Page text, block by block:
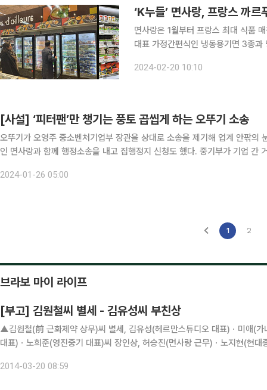
‘K누들’ 면사랑, 프랑스 까르
면사랑은 1월부터 프랑스 최대 식품
대표 가정간편식인 냉동용기면 3종
많은 현지인들을 공략하기 위한 제품
2024-02-20 10:10
[사설] ‘피터팬’만 챙기는 풍토 곱씹게 하는 오뚜기 소송
오뚜기가 오영주 중소벤처기업부 장관을 상대로 소송을 제기해 업계 안팎
인 면사랑과 함께 행정소송을 내고 집행정지 신청도 했다. 중기부가 기업 간
2024-01-26 05:00
1 2
브라보 마이 라이프
[부고] 김원철씨 별세 - 김유성씨 부친상
▲김원철(前 근화제약 상무)씨 별세, 김유성(헤르만스튜디오 대표)ㆍ미애(
대표)ㆍ노희준(영진중기 대표)씨 장인상, 허승진(면사랑 근무)ㆍ노지현(현
2014-03-20 08:59